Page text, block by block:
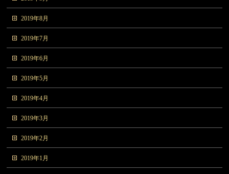
2019年8月
2019年7月
2019年6月
2019年5月
2019年4月
2019年3月
2019年2月
2019年1月